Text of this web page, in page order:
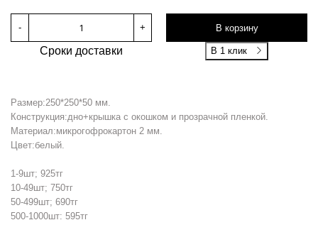
- + В корзину
Сроки доставки В 1 клик
Размер:250*250*50 мм.
Конструкция:дно+крышка с окошком и прозрачной пленкой.
Материал:микрогофрокартон 2 мм.
Цвет:белый.
1-9шт; 925тг
10-49шт; 750тг
50-499шт; 690тг
500-1000шт: 595тг